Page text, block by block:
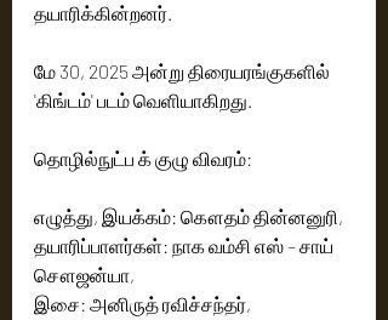
தயாரிக்கின்றனர்.
மே 30, 2025 அன்று திரையரங்குகளில்
'கிங்டம்' படம் வெளியாகிறது.
தொழில்நுட்ப க் குழு விவரம்:
எழுத்து, இயக்கம்: கௌதம் தின்னனுரி,
தயாரிப்பாளர்கள்: நாக வம்சி எஸ் – சாய்
சௌஜன்யா,
இசை: அனிருத் ரவிச்சந்தர்,